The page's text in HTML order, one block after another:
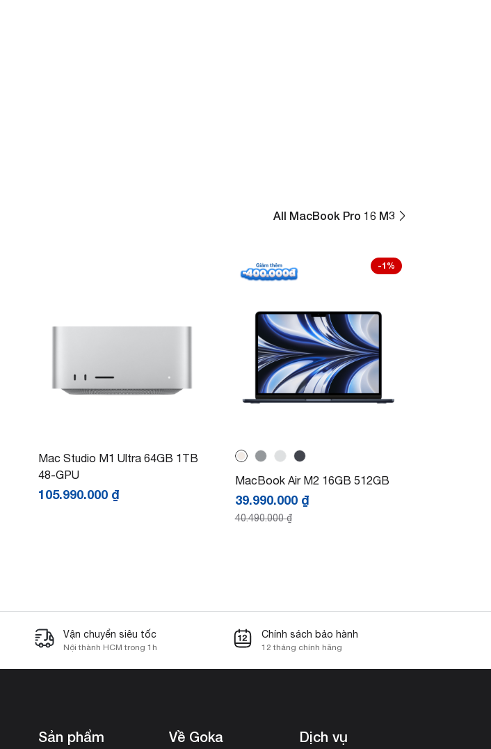
All MacBook Pro 16 M3
Mac Studio M1 Ultra 64GB 1TB
48-GPU
105.990.000 ₫
-1%
MacBook Air M2 16GB 512GB
39.990.000 ₫
40.490.000₫
Vận chuyển siêu tốc
Nội thành HCM trong 1h
Chính sách bảo hành
12 tháng chính hãng
Sản phẩm Về Goka Dịch vụ